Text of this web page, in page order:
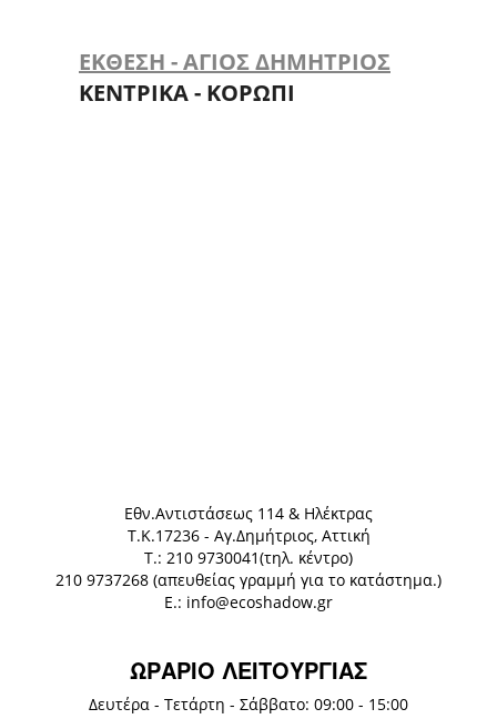
ΕΚΘΕΣΗ - ΑΓΙΟΣ ΔΗΜΗΤΡΙΟΣ
ΚΕΝΤΡΙΚΑ - ΚΟΡΩΠΙ
Eθν.Αντιστάσεως 114 & Ηλέκτρας
Τ.Κ.17236 - Αγ.Δημήτριος, Αττική
Τ.: 210 9730041(τηλ. κέντρο)
210 9737268 (απευθείας γραμμή για το κατάστημα.)
E.: info@ecoshadow.gr
ΩΡΑΡΙΟ ΛΕΙΤΟΥΡΓΙΑΣ
Δευτέρα - Τετάρτη - Σάββατο: 09:00 - 15:00